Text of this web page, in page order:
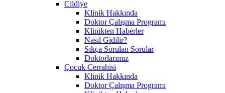
Cildiye
Klinik Hakkında
Doktor Çalışma Programı
Klinikten Haberler
Nasıl Gidilir?
Sıkça Sorulan Sorular
Doktorlarımız
Çocuk Cerrahisi
Klinik Hakkında
Doktor Çalışma Programı